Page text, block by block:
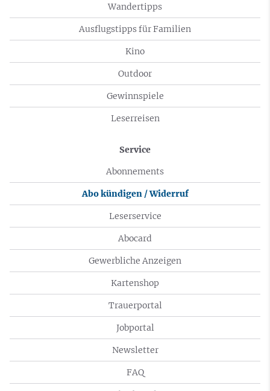
Wandertipps
Ausflugstipps für Familien
Kino
Outdoor
Gewinnspiele
Leserreisen
Service
Abonnements
Abo kündigen / Widerruf
Leserservice
Abocard
Gewerbliche Anzeigen
Kartenshop
Trauerportal
Jobportal
Newsletter
FAQ